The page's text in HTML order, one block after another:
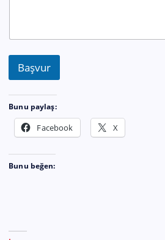
Başvur
Bunu paylaş:
Facebook X
Bunu beğen: